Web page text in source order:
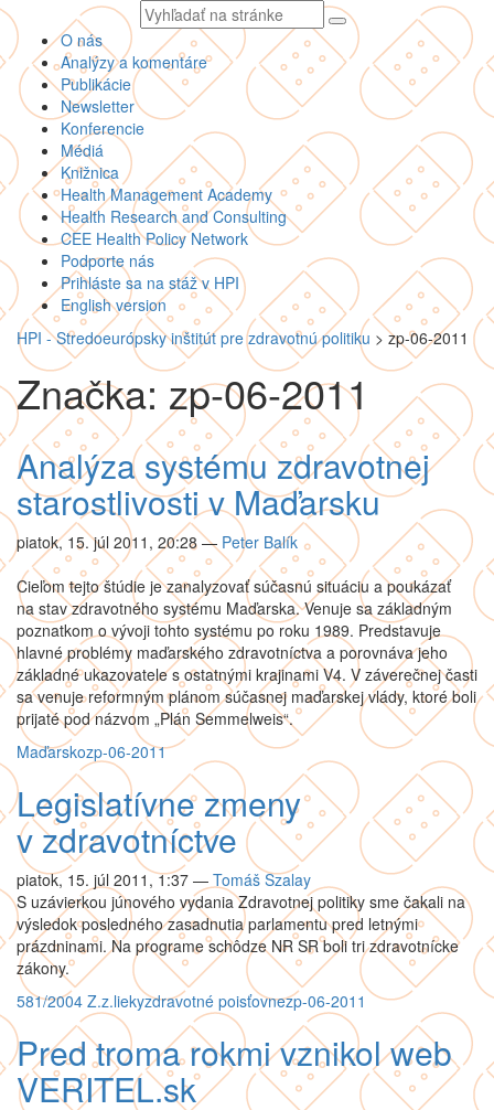
Vyhľadávaný
text
O nás
Analýzy a komentáre
Publikácie
Newsletter
Konferencie
Médiá
Knižnica
Health Management Academy
Health Research and Consulting
CEE Health Policy Network
Podporte nás
Prihláste sa na stáž v HPI
English version
HPI - Stredoeurópsky inštitút pre zdravotnú politiku >zp-06-2011
Značka: zp-06-2011
Analýza systému zdravotnej
starostlivosti v Maďarsku
piatok, 15. júl 2011, 20:28 — Peter Balík
Cieľom tejto štúdie je zanalyzovať súčasnú situáciu a poukázať
na stav zdravotného systému Maďarska. Venuje sa základným
poznatkom o vývoji tohto systému po roku 1989. Predstavuje
hlavné problémy maďarského zdravotníctva a porovnáva jeho
základné ukazovatele s ostatnými krajinami V4. V záverečnej časti
sa venuje reformným plánom súčasnej maďarskej vlády, ktoré boli
prijaté pod názvom „Plán Semmelweis“.
Maďarskozp-06-2011
Legislatívne zmeny
v zdravotníctve
piatok, 15. júl 2011, 1:37 — Tomáš Szalay
S uzávierkou júnového vydania Zdravotnej politiky sme čakali na
výsledok posledného zasadnutia parlamentu pred letnými
prázdninami. Na programe schôdze NR SR boli tri zdravotnícke
zákony.
581/2004 Z.z.liekyzdravotné poisťovnezp-06-2011
Pred troma rokmi vznikol web
VERITEL.sk